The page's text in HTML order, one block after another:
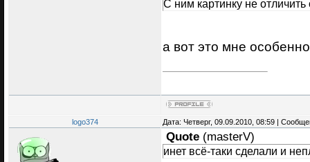
С ним картинку не
а вот это мне
logo374 Дата: Четверг, 09.09.2010, 08:59 |
Quote (masterV)
инет всё-таки сделали и